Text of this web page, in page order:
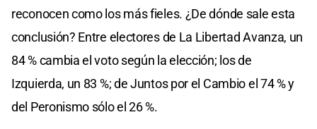
reconocen como los más fieles. ¿De dónde sale esta
conclusión? Entre electores de La Libertad Avanza, un
84 % cambia el voto según la elección; los de
Izquierda, un 83 %; de Juntos por el Cambio el 74 % y
del Peronismo sólo el 26 %.